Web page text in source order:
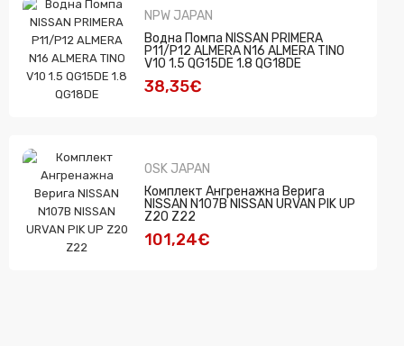
OSK JAPAN
Успокоител Ангренажна Верига
TOYOTA 1ZZFE 3ZZFE 4ZZFE OSK
JAPAN T022G
43,46€
NPW JAPAN
Водна Помпа NISSAN PRIMERA
P11/P12 ALMERA N16 ALMERA TINO
V10 1.5 QG15DE 1.8 QG18DE
38,35€
OSK JAPAN
Комплект Ангренажна Верига
NISSAN N107B NISSAN URVAN PIK UP
Z20 Z22
101,24€